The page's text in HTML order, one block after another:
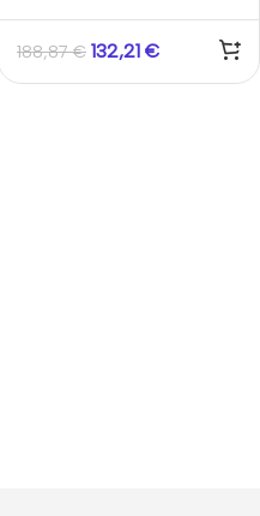
188,87€ 132,21 €